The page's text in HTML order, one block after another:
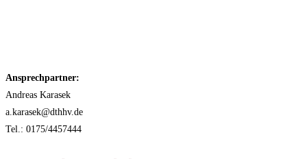
Ansprechpartner:
Andreas Karasek
a.karasek@dthhv.de
Tel.: 0175/4457444